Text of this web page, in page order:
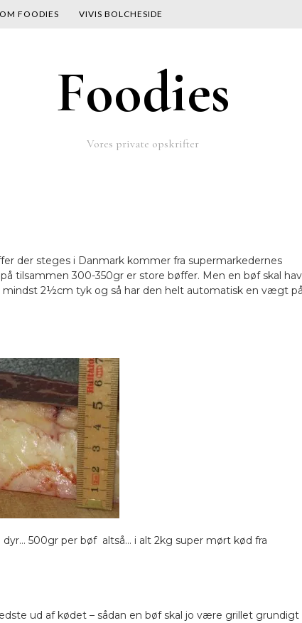
OM FOODIES VIVIS BOLCHESIDE
Foodies
Vores private opskrifter
der steges i Danmark kommer fra supermarkedernes
tilsammen 300-350gr er store bøffer. Men en bøf skal
mindst 2½cm tyk og så har den helt automatisk en vægt
500gr per bøf altså… i alt 2kg super mørt kød fra
ud af kødet – sådan en bøf skal jo være grillet grundigt